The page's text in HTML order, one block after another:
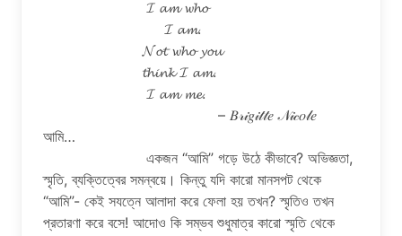
𝓘 𝓪𝓶 𝔀𝓱𝓸
𝓘 𝓪𝓶.
𝓝𝓸𝓽 𝔀𝓱𝓸 𝔂𝓸𝓾
𝓽𝓱𝓲𝓷𝓴 𝓘 𝓪𝓶.
𝓘 𝓪𝓶 𝓶𝓮.
– 𝐵𝓇𝒾𝑔𝒾𝓉𝓉𝑒 𝒩𝒾𝒸𝑜𝓁𝑒
আমি…
একজন “আমি” গড়ে উঠে কীভাবে? অভিজ্ঞতা,
স্মৃতি, ব্যক্তিত্বের সমন্বয়ে। কিন্তু যদি কারো মানসপট থেকে
“আমি”- কেই সযত্নে আলাদা করে ফেলা হয় তখন? স্মৃতিও তখন
প্রতারণা করে বসে! আদোও কি সম্ভব শুধুমাত্র কারো স্মৃতি থেকে